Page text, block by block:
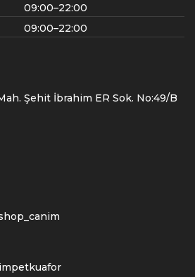
09:00–22:00
09:00–22:00
Şehit İbrahim ER Sok. No:49/B